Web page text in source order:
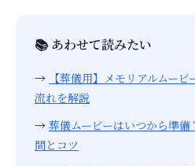
📚 あわせて読みたい
→
【葬儀用】メモリアルムー
流れを解説
→ 葬儀ムービーはいつから準
間とコツ